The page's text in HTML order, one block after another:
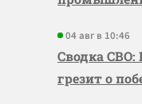
04 авг в 10:46
Сводка СВО:
грезит о